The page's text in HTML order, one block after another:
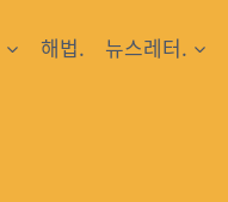
해법. 뉴스레터.